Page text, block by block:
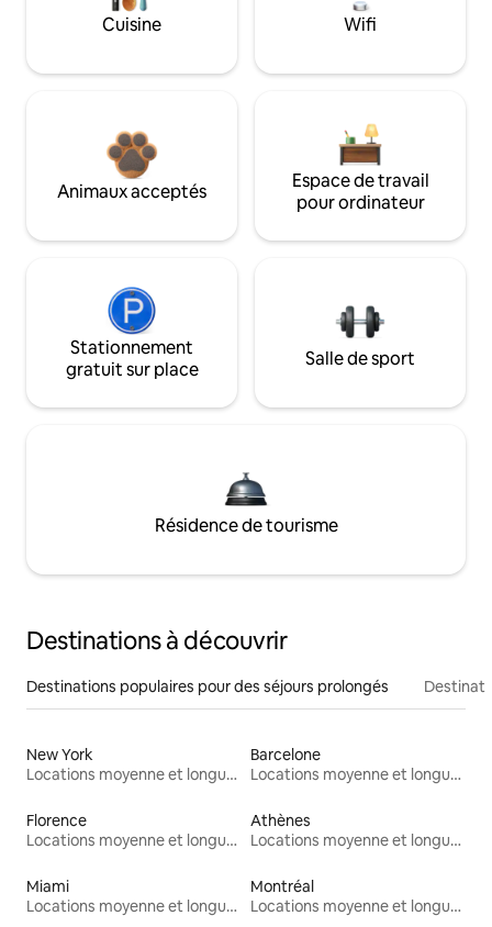
Cuisine Wifi
Animaux acceptés
Espace de travail
pour ordinateur
Stationnement
gratuit sur place
Salle de sport
Résidence de tourisme
Destinations à découvrir
Destinations populaires pour des séjours prolongés
New York
Locations moyenne et longue durée
Barcelone
Locations moyenne et longue durée
Florence
Locations moyenne et longue durée
Athènes
Locations moyenne et longue durée
Miami
Locations moyenne et longue durée
Montréal
Locations moyenne et longue durée